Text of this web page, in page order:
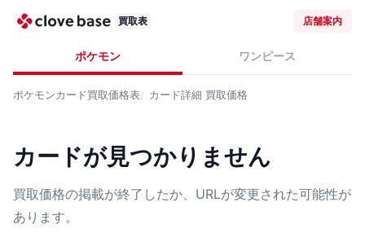
買取表 店舗案内
ポケモン ワンピース
ポケモンカード買取価格表 カード詳細 買取価格
カードが見つかりません
買取価格の掲載が終了したか、URLが変更された可能性が
あります。